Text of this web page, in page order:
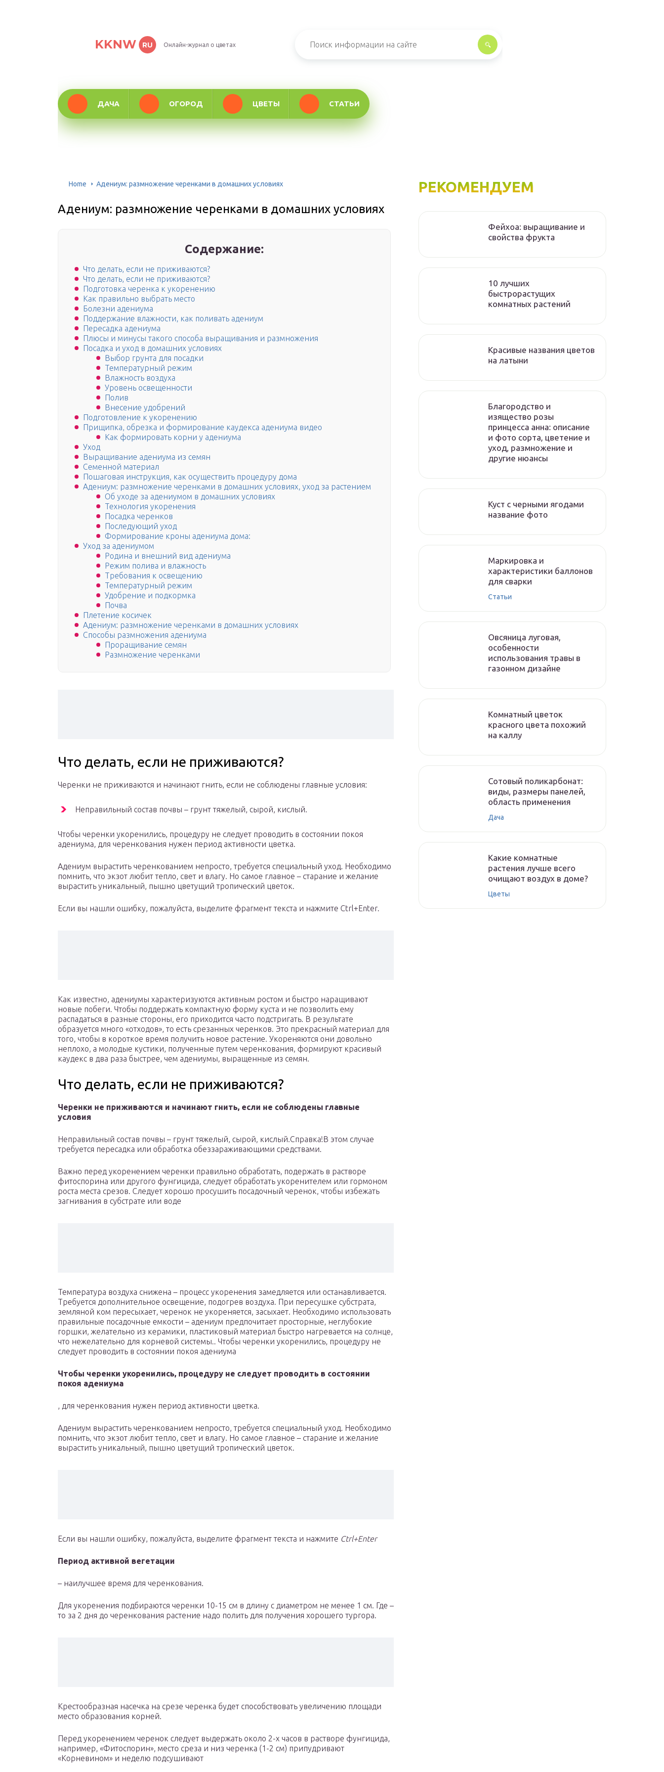
KKNW RU Онлайн-журнал о цветах
ДАЧА ОГОРОД ЦВЕТЫ СТАТЬИ
Home Адениум: размножение черенками в домашних условиях
Адениум: размножение черенками в домашних условиях
Содержание:
Что делать, если не приживаются?
Что делать, если не приживаются?
Подготовка черенка к укоренению
Как правильно выбрать место
Болезни адениума
Поддержание влажности, как поливать адениум
Пересадка адениума
Плюсы и минусы такого способа выращивания и размножения
Посадка и уход в домашних условиях
Выбор грунта для посадки
Температурный режим
Влажность воздуха
Уровень освещенности
Полив
Внесение удобрений
Подготовление к укоренению
Прищипка, обрезка и формирование каудекса адениума видео
Как формировать корни у адениума
Уход
Выращивание адениума из семян
Семенной материал
Пошаговая инструкция, как осуществить процедуру дома
Адениум: размножение черенками в домашних условиях, уход за растением
Об уходе за адениумом в домашних условиях
Технология укоренения
Посадка черенков
Последующий уход
Формирование кроны адениума дома:
Уход за адениумом
Родина и внешний вид адениума
Режим полива и влажность
Требования к освещению
Температурный режим
Удобрение и подкормка
Почва
Плетение косичек
Адениум: размножение черенками в домашних условиях
Способы размножения адениума
Проращивание семян
Размножение черенками
Что делать, если не приживаются?
Черенки не приживаются и начинают гнить, если не соблюдены главные условия:
Неправильный состав почвы – грунт тяжелый, сырой, кислый.
Чтобы черенки укоренились, процедуру не следует проводить в состоянии покоя
адениума, для черенкования нужен период активности цветка.
Адениум вырастить черенкованием непросто, требуется специальный уход. Необходимо
помнить, что экзот любит тепло, свет и влагу. Но самое главное – старание и желание
вырастить уникальный, пышно цветущий тропический цветок.
Если вы нашли ошибку, пожалуйста, выделите фрагмент текста и нажмите Ctrl+Enter.
Как известно, адениумы характеризуются активным ростом и быстро наращивают
новые побеги. Чтобы поддержать компактную форму куста и не позволить ему
распадаться в разные стороны, его приходится часто подстригать. В результате
образуется много «отходов», то есть срезанных черенков. Это прекрасный материал для
того, чтобы в короткое время получить новое растение. Укореняются они довольно
неплохо, а молодые кустики, полученные путем черенкования, формируют красивый
каудекс в два раза быстрее, чем адениумы, выращенные из семян.
Что делать, если не приживаются?
Черенки не приживаются и начинают гнить, если не соблюдены главные
условия
Неправильный состав почвы – грунт тяжелый, сырой, кислый.Справка!В этом случае
требуется пересадка или обработка обеззараживающими средствами.
Важно перед укоренением черенки правильно обработать, подержать в растворе
фитоспорина или другого фунгицида, следует обработать укоренителем или гормоном
роста места срезов. Следует хорошо просушить посадочный черенок, чтобы избежать
загнивания в субстрате или воде
Температура воздуха снижена – процесс укоренения замедляется или останавливается.
Требуется дополнительное освещение, подогрев воздуха. При пересушке субстрата,
земляной ком пересыхает, черенок не укореняется, засыхает. Необходимо использовать
правильные посадочные емкости – адениум предпочитает просторные, неглубокие
горшки, желательно из керамики, пластиковый материал быстро нагревается на солнце,
что нежелательно для корневой системы.. Чтобы черенки укоренились, процедуру не
следует проводить в состоянии покоя адениума
Чтобы черенки укоренились, процедуру не следует проводить в состоянии
покоя адениума
, для черенкования нужен период активности цветка.
Адениум вырастить черенкованием непросто, требуется специальный уход. Необходимо
помнить, что экзот любит тепло, свет и влагу. Но самое главное – старание и желание
вырастить уникальный, пышно цветущий тропический цветок.
Если вы нашли ошибку, пожалуйста, выделите фрагмент текста и нажмите Ctrl+Enter
Период активной вегетации
– наилучшее время для черенкования.
Для укоренения подбираются черенки 10-15 см в длину с диаметром не менее 1 см. Где –
то за 2 дня до черенкования растение надо полить для получения хорошего тургора.
Крестообразная насечка на срезе черенка будет способствовать увеличению площади
место образования корней.
Перед укоренением черенок следует выдержать около 2-х часов в растворе фунгицида,
например, «Фитоспорин», место среза и низ черенка (1-2 см) припудривают
«Корневином» и неделю подсушивают
РЕКОМЕНДУЕМ
Фейхоа: выращивание и
свойства фрукта
10 лучших
быстрорастущих
комнатных растений
Красивые названия цветов
на латыни
Благородство и
изящество розы
принцесса анна: описание
и фото сорта, цветение и
уход, размножение и
другие нюансы
Куст с черными ягодами
название фото
Маркировка и
характеристики баллонов
для сварки
Статьи
Овсяница луговая,
особенности
использования травы в
газонном дизайне
Комнатный цветок
красного цвета похожий
на каллу
Сотовый поликарбонат:
виды, размеры панелей,
область применения
Дача
Какие комнатные
растения лучше всего
очищают воздух в доме?
Цветы